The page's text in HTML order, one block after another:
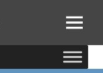
Menu